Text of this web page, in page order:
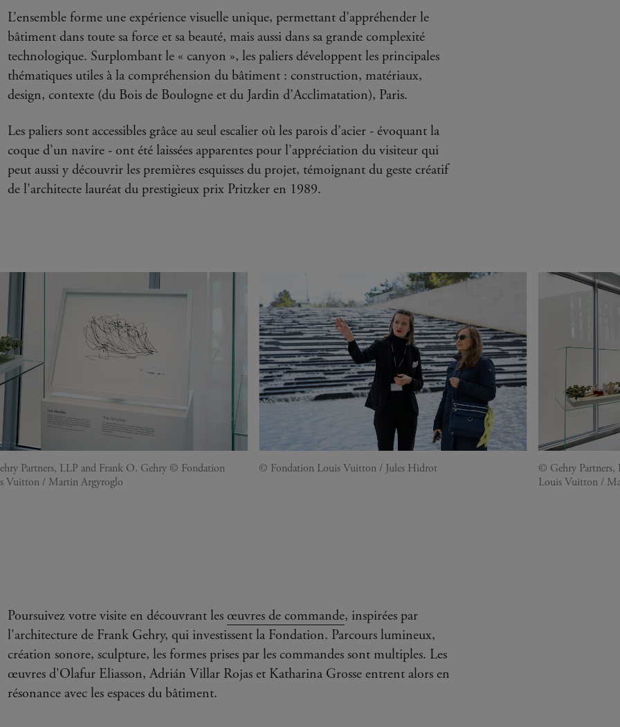
L’ensemble forme une expérience visuelle unique, permettant d’appréhender le
bâtiment dans toute sa force et sa beauté, mais aussi dans sa grande complexité
technologique. Surplombant le « canyon », les paliers développent les principales
thématiques utiles à la compréhension du bâtiment : construction, matériaux,
design, contexte (du Bois de Boulogne et du Jardin d’Acclimatation), Paris.
Les paliers sont accessibles grâce au seul escalier où les parois d’acier - évoquant la
coque d’un navire - ont été laissées apparentes pour l’appréciation du visiteur qui
peut aussi y découvrir les premières esquisses du projet, témoignant du geste créatif
de l’architecte lauréat du prestigieux prix Pritzker en 1989.
Partners, LLP and Frank O. Gehry © Fondation
Vuitton / Martin Argyroglo
© Fondation Louis Vuitton / Jules Hidrot
© Gehry
Louis Vuitton /
Poursuivez votre visite en découvrant les œuvres de commande, inspirées par
l'architecture de Frank Gehry, qui investissent la Fondation. Parcours lumineux,
création sonore, sculpture, les formes prises par les commandes sont multiples. Les
œuvres d'Olafur Eliasson, Adrián Villar Rojas et Katharina Grosse entrent alors en
résonance avec les espaces du bâtiment.